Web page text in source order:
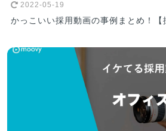
2022-05-19
かっこいい採用動画の事例まとめ！【